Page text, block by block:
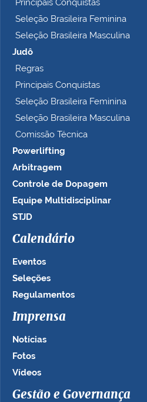
Principais Conquistas
Seleção Brasileira Feminina
Seleção Brasileira Masculina
Judô
Regras
Principais Conquistas
Seleção Brasileira Feminina
Seleção Brasileira Masculina
Comissão Técnica
Powerlifting
Arbitragem
Controle de Dopagem
Equipe Multidisciplinar
STJD
Calendário
Eventos
Seleções
Regulamentos
Imprensa
Notícias
Fotos
Vídeos
Gestão e Governança